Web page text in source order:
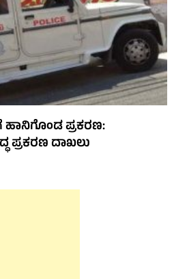
ಪ್ರಕರಣ:
ಪ್ರಕರಣ ದಾಖಲು